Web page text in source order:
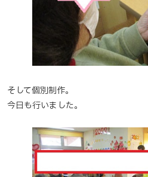
そして個別制作。
今日も行いました。